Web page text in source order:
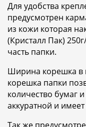
Для удобства
предусмотрен
из кожи которая
(Кристалл Пак)
часть папки.
Ширина корешка в
корешка папки
количество бумаг
аккуратной и